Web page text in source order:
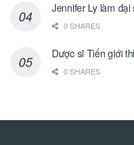
Jennifer Ly làm
0 SHARES
Dược sĩ Tiến giới
0 SHARES